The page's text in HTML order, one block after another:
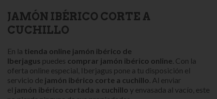
JAMÓN IBÉRICO CORTE A
CUCHILLO
En la tienda online jamón ibérico de
Iberjagus puedes comprar jamón ibérico online . Con la
oferta online especial, Iberjagus pone a tu disposición el
servicio de jamón ibérico corte a cuchillo . Al enviar
el jamón ibérico cortada a cuchillo y envasada al vacío, este